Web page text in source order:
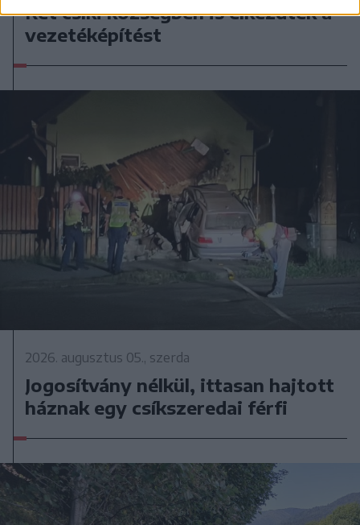
Két csíki községben is elkezdték a
vezetéképítést
2026. augusztus 05., szerda
Jogosítvány nélkül, ittasan hajtott
háznak egy csíkszeredai férfi